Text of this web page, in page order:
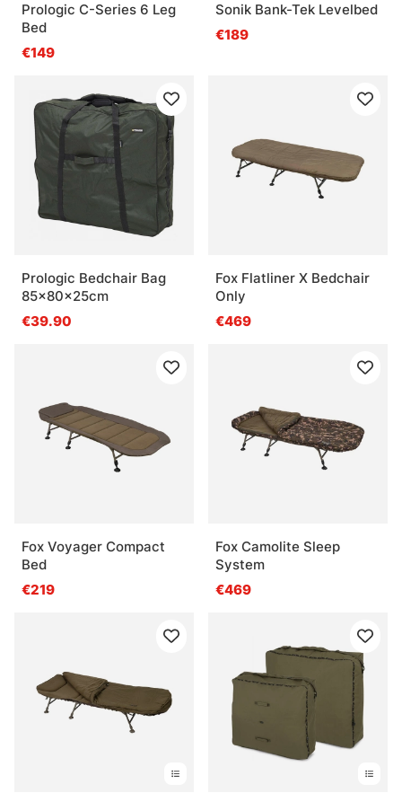
Prologic C-Series 6 Leg
Bed
€149
Sonik Bank-Tek Levelbed
€189
Prologic Bedchair Bag
85x80x25cm
€39.90
Fox Flatliner X Bedchair
Only
€469
Fox Voyager Compact
Bed
€219
Fox Camolite Sleep
System
€469